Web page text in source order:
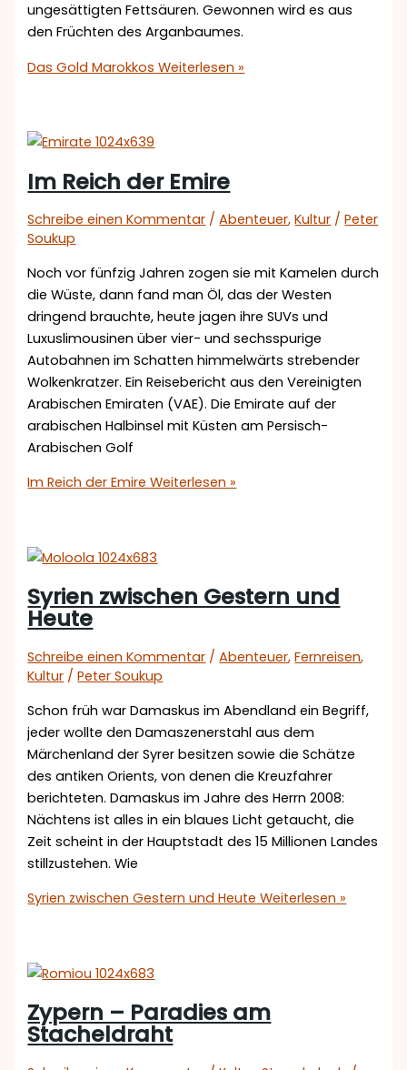
ungesättigten Fettsäuren. Gewonnen wird es aus
den Früchten des Arganbaumes.
Das Gold Marokkos Weiterlesen »
Im Reich der Emire
Schreibe einen Kommentar /Abenteuer,Kultur /Peter
Soukup
Noch vor fünfzig Jahren zogen sie mit Kamelen durch
die Wüste, dann fand man Öl, das der Westen
dringend brauchte, heute jagen ihre SUVs und
Luxuslimousinen über vier- und sechsspurige
Autobahnen im Schatten himmelwärts strebender
Wolkenkratzer. Ein Reisebericht aus den Vereinigten
Arabischen Emiraten (VAE). Die Emirate auf der
arabischen Halbinsel mit Küsten am Persisch-
Arabischen Golf
Im Reich der Emire Weiterlesen »
Syrien zwischen Gestern und
Heute
Schreibe einen Kommentar /Abenteuer,Fernreisen,
Kultur /Peter Soukup
Schon früh war Damaskus im Abendland ein Begriff,
jeder wollte den Damaszenerstahl aus dem
Märchenland der Syrer besitzen sowie die Schätze
des antiken Orients, von denen die Kreuzfahrer
berichteten. Damaskus im Jahre des Herrn 2008:
Nächtens ist alles in ein blaues Licht getaucht, die
Zeit scheint in der Hauptstadt des 15 Millionen Landes
stillzustehen. Wie
Syrien zwischen Gestern und Heute Weiterlesen »
Zypern – Paradies am
Stacheldraht